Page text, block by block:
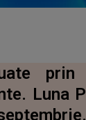
prin
Luna